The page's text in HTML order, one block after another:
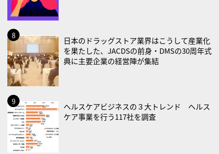
・菜の日
・血管内破砕術（IVL）の日
2026/09/01(火)
・がん征圧月間
・世界アルツハイマー月間
・健康増進普及月間
・歯ヂカラ探究月間
・職場の健康診断実施強化月間
・大腸がん検診の日
・防災の日
日本のドラッグストア業界はこうして産業化
を果たした、JACDSの前身・DMSの30周年式
典に主要企業の経営陣が集結
ヘルスケアビジネスの３大トレンド ヘルス
ケア事業を行う117社を調査